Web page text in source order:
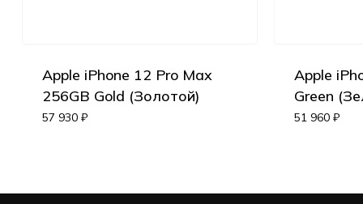
Apple iPhone 12 Pro Max
256GB Gold (Золотой)
57 930 ₽
Apple
Green
51 960 ₽